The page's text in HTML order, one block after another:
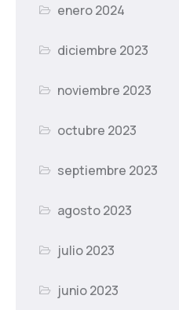
enero 2024
diciembre 2023
noviembre 2023
octubre 2023
septiembre 2023
agosto 2023
julio 2023
junio 2023